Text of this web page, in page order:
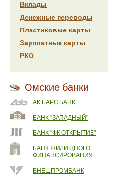
Вклады
Денежные переводы
Пластиковые карты
Зарплатные карты
РКО
Омские банки
АК БАРС БАНК
БАНК "ЗАПАДНЫЙ"
БАНК "ФК ОТКРЫТИЕ"
БАНК ЖИЛИЩНОГО
ФИНАНСИРОВАНИЯ
ВНЕШПРОМБАНК